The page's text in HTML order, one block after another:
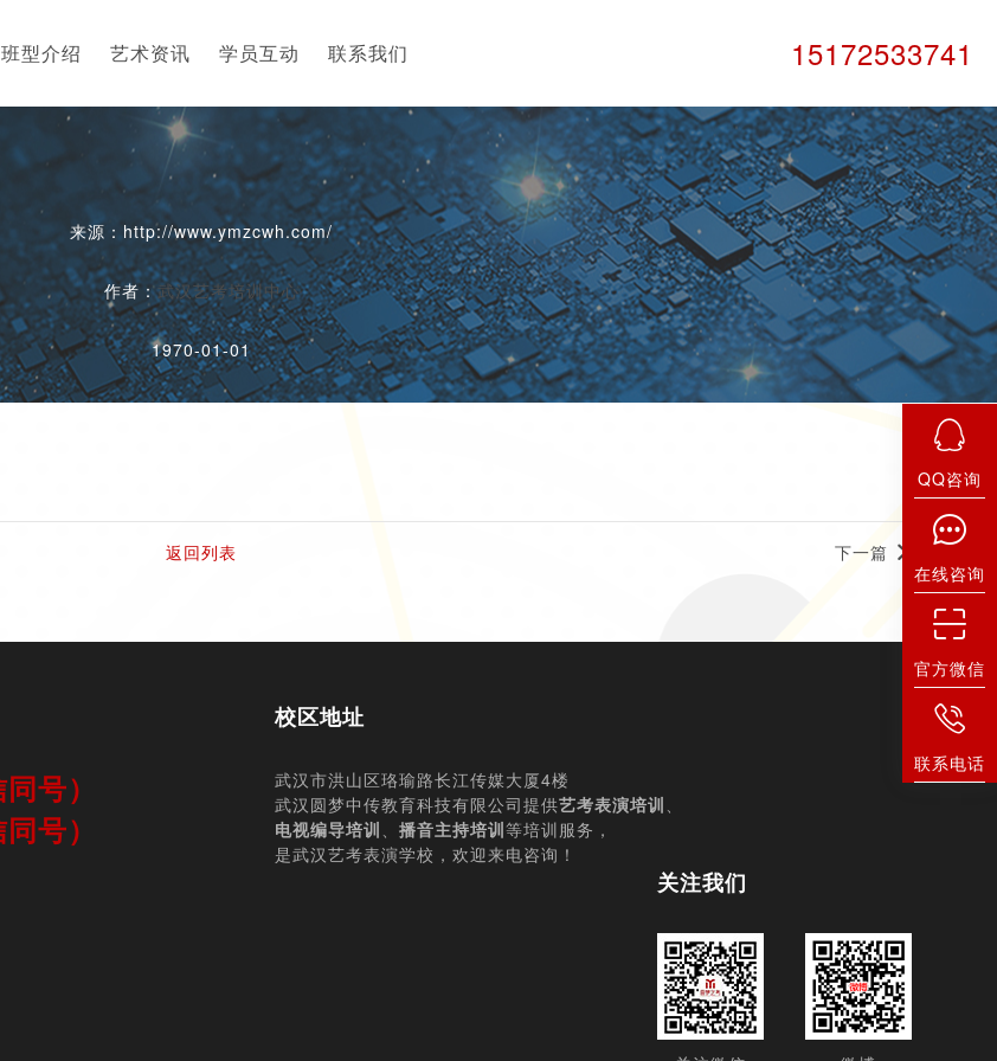
班型介绍 艺术资讯 学员互动 联系我们 15172533741
来源：http://www.ymzcwh.com/
作者：武汉艺考培训中心
1970-01-01
返回列表 下一篇
号）
号）
校区地址
武汉市洪山区珞瑜路长江传媒大厦4楼
武汉圆梦中传教育科技有限公司提供艺考表演培训 、
电视编导培训 、 播音主持培训等培训服务，
是武汉艺考表演学校，欢迎来电咨询！
关注我们
QQ咨询
在线咨询
官方微信
联系电话